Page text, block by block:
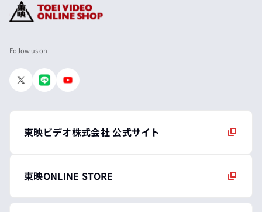
Follow us on
東映ビデオ株式会社 公式サイト
東映ONLINE STORE